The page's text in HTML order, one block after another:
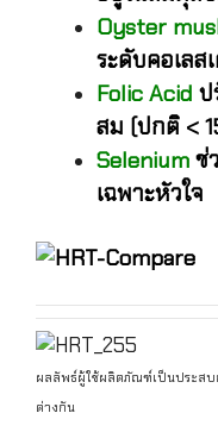
Oyster
ระดับคอเลส
Folic Acid ป
สม (ปกติ <
Selenium ช่
เฉพาะหัวใจ
ผลลัพธ์ผู้ใช้ผลิตภัณฑ์เป็นประส
ต่างกัน